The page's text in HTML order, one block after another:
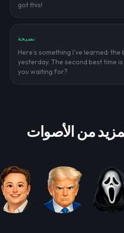
got this!
نصيحة
Here's something I've learned:
yesterday. The second best time
you waiting for?
من الأصوات